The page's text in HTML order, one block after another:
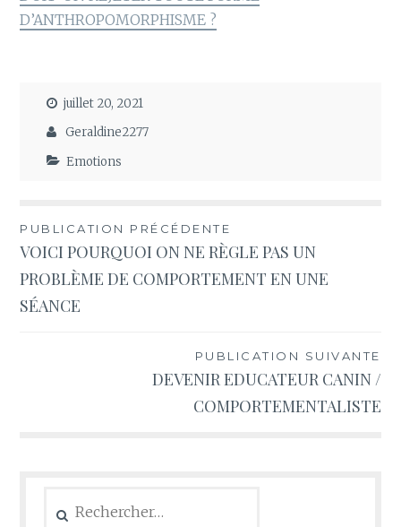
D’ANTHROPOMORPHISME ?
juillet 20, 2021
Geraldine2277
Emotions
Navigation
de
l’article
PUBLICATION PRÉCÉDENTE
VOICI POURQUOI ON NE RÈGLE PAS UN
PROBLÈME DE COMPORTEMENT EN UNE
SÉANCE
PUBLICATION SUIVANTE
DEVENIR EDUCATEUR CANIN /
COMPORTEMENTALISTE